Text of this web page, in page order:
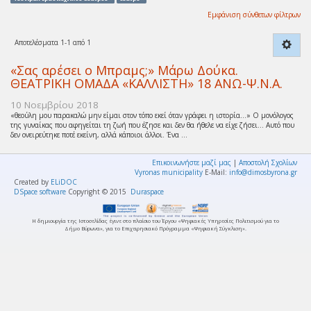
Εμφάνιση σύνθετων φίλτρων
Αποτελέσματα 1-1 από 1
«Σας αρέσει ο Μπραμς;» Μάρω Δούκα.
ΘΕΑΤΡΙΚΗ ΟΜΑΔΑ «ΚΑΛΛΙΣΤΗ» 18 ΑΝΩ-Ψ.Ν.Α.
10 Νοεμβρίου 2018
«θεούλη μου παρακαλώ μην είμαι στον τόπο εκεί όταν γράφει η ιστορία…» Ο μονόλογος
της γυναίκας που αφηγείται τη ζωή που έζησε και δεν θα ήθελε να είχε ζήσει… Αυτό που
δεν ονειρεύτηκε ποτέ εκείνη, αλλά κάποιοι άλλοι. Ένα ...
Επικοινωνήστε μαζί μας | Αποστολή Σχολίων
Vyronas municipality E-Mail: info@dimosbyrona.gr
Created by ELiDOC
DSpace software Copyright © 2015 Duraspace
Η δημιουργία της Ιστοσελίδας έγινε στο πλαίσιο του Έργου «Ψηφιακές Υπηρεσίες Πολιτισμού για το
Δήμο Βύρωνα», για το Επιχειρησιακό Πρόγραμμα «Ψηφιακή Σύγκλιση».